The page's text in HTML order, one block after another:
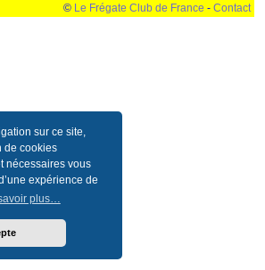
sur ce site,
de cookies
nécessaires vous
expérience de
plus…
© Le Frégate Club de France - Contact